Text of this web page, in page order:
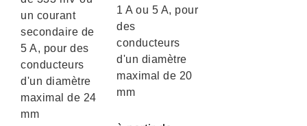
un courant
secondaire de
5 A, pour des
conducteurs
d'un diamètre
maximal de 24
mm
1 A ou 5 A, pour
des
conducteurs
d'un diamètre
maximal de 20
mm